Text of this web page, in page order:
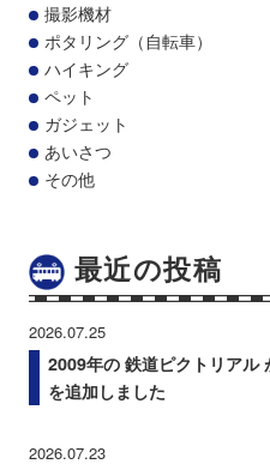
撮影機材
ポタリング（自転車）
ハイキング
ペット
ガジェット
あいさつ
その他
最近の投稿
2026.07.25
2009年の 鉄道ピクトリアル
を追加しました
2026.07.23